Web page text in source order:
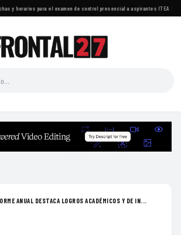
y horarios para el examen de control presencial a aspirantes·ITEA
ANUAL DESTACA LOGROS ACADÉMICOS Y DE IN...